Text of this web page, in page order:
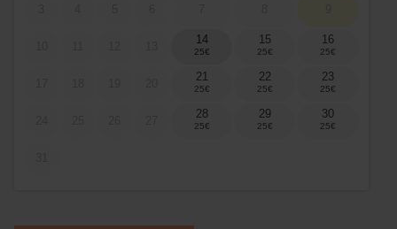
14 15 16
21 22 23
28 29 30